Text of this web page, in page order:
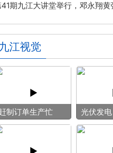
期九江大讲堂举行，邓永翔黄
席
九江视觉
制订单生产忙 光伏发